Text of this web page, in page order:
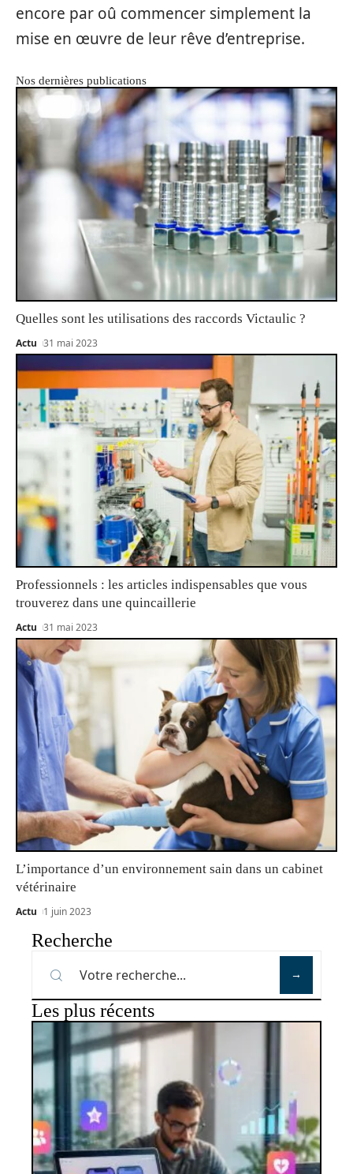
encore par oû commencer simplement la
mise en œuvre de leur rêve d’entreprise.
Nos dernières publications
Quelles sont les utilisations des raccords Victaulic ?
Actu 31 mai 2023
Professionnels : les articles indispensables que vous
trouverez dans une quincaillerie
Actu 31 mai 2023
L’importance d’un environnement sain dans un cabinet
vétérinaire
Actu 1 juin 2023
Recherche
Les plus récents